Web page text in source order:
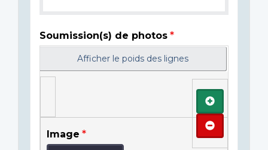
Soumission(s) de photos
Afficher le poids des lignes
Image
Ajouter
Retirer